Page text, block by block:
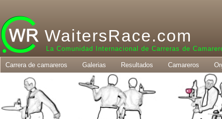
WaitersRace.com
La Comunidad Internacional de Carreras de
Carrera de camareros Galerias Resultados Camareros